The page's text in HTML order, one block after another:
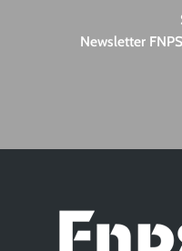
Newsletter